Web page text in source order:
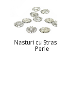
Nasturi cu Strasuri
Perle